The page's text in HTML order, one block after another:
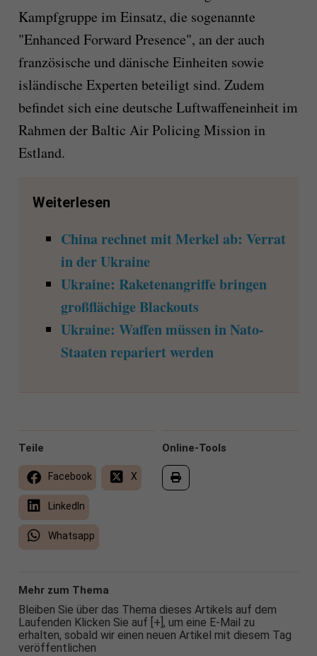
Kampfgruppe im Einsatz, die sogenannte
"Enhanced Forward Presence", an der auch
französische und dänische Einheiten sowie
isländische Experten beteiligt sind. Zudem
befindet sich eine deutsche Luftwaffeneinheit im
Rahmen der Baltic Air Policing Mission in
Estland.
Weiterlesen
China rechnet mit Merkel ab: Verrat
in der Ukraine
Ukraine: Raketenangriffe bringen
großflächige Blackouts
Ukraine: Waffen müssen in Nato-
Staaten repariert werden
Online-Tools
Teile
Facebook X
LinkedIn
Whatsapp
Mehr zum Thema
Bleiben Sie über das Thema dieses Artikels auf dem
Laufenden Klicken Sie auf [+], um eine E-Mail zu
erhalten, sobald wir einen neuen Artikel mit diesem Tag
veröffentlichen